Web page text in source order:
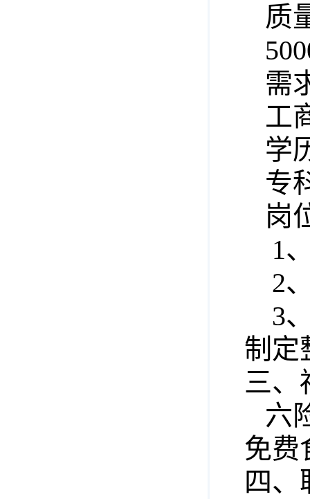
质
需
工
学
专
岗
1
2
3
制定
三、
六
免费
四、